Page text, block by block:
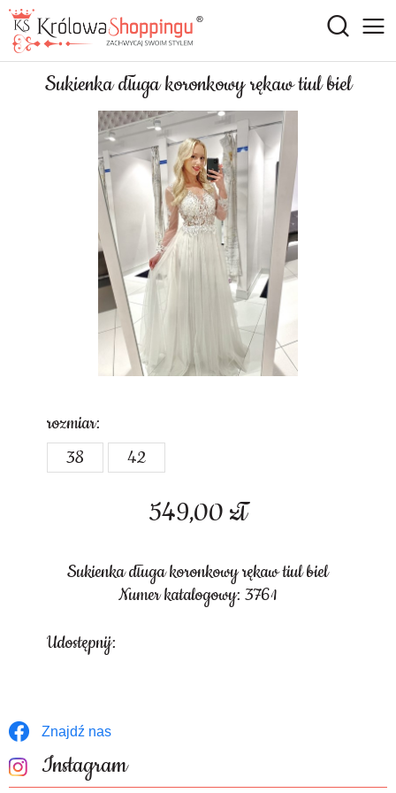
Sukienka długa koronkowy rękaw tiul biel
549,00 zł
rozmiar:
38
42
Sukienka długa koronkowy rękaw tiul biel
Numer katalogowy: 3761
Udostępnij:
Znajdź nas
Instagram